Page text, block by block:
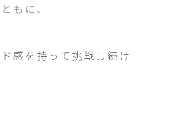
もに、
感を持って挑戦し続け